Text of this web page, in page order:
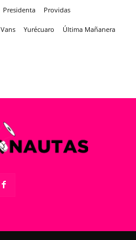
Presidenta Providas
Vans Yurécuaro Última Mañanera